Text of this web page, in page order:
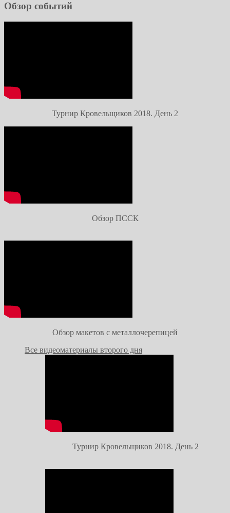
Обзор событий
Турнир Кровельщиков 2018. День 2
Обзор ПССК
Обзор макетов с металлочерепицей
Все видеоматериалы второго дня
Турнир Кровельщиков 2018. День 2